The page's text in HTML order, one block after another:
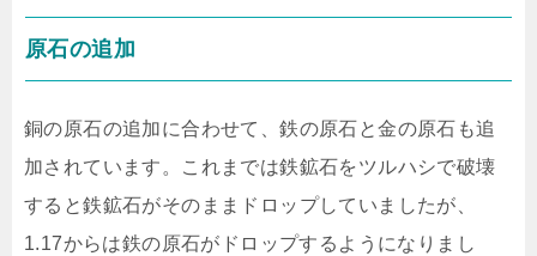
原石の追加
銅の原石の追加に合わせて、鉄の原石と金の原石も追
加されています。これまでは鉄鉱石をツルハシで破壊
すると鉄鉱石がそのままドロップしていましたが、
1.17からは鉄の原石がドロップするようになりまし